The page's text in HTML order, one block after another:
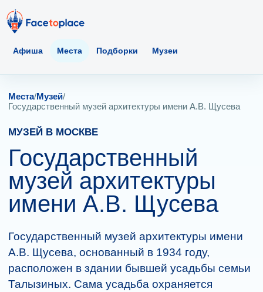
Афиша Места Подборки Музеи
Места/Музей/
Государственный музей архитектуры имени А.В. Щусева
МУЗЕЙ В МОСКВЕ
Государственный
музей архитектуры
имени А.В. Щусева
Государственный музей архитектуры имени
А.В. Щусева, основанный в 1934 году,
расположен в здании бывшей усадьбы семьи
Талызиных. Сама усадьба охраняется